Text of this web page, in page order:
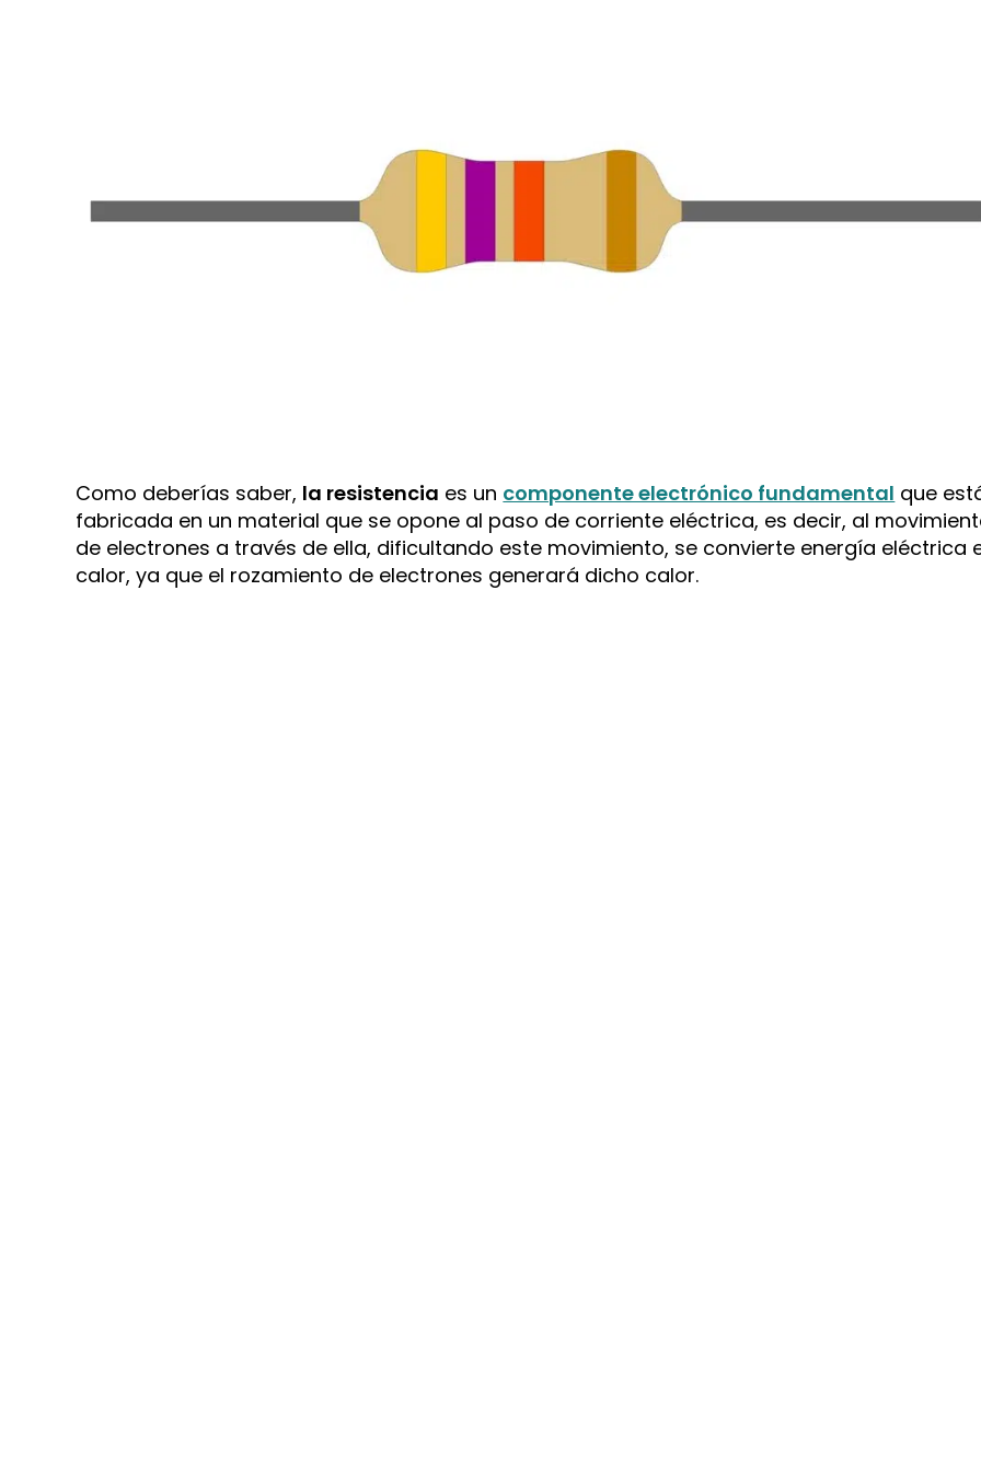
Como deberías saber, la resistencia es un componente electrónico fundamental que
fabricada en un material que se opone al paso de corriente eléctrica, es decir, al
de electrones a través de ella, dificultando este movimiento, se convierte energía eléctrica
calor, ya que el rozamiento de electrones generará dicho calor.